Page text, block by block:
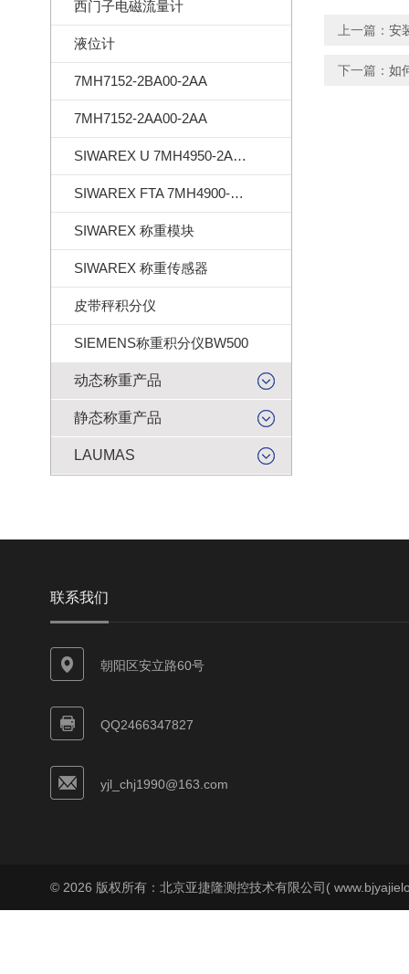
西门子电磁流量计
液位计
7MH7152-2BA00-2AA
7MH7152-2AA00-2AA
SIWAREX U 7MH4950-2AA01
SIWAREX FTA 7MH4900-2AA01
SIWAREX 称重模块
SIWAREX 称重传感器
皮带秤积分仪
SIEMENS称重积分仪BW500
动态称重产品
静态称重产品
LAUMAS
上一篇： 安
下一篇： 如
联系我们
朝阳区安立路60号
QQ2466347827
yjl_chj1990@163.com
© 2026 版权所有：北京亚捷隆测控技术有限公司(